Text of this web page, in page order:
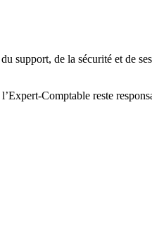
support, de la sécurité et de
Comptable reste